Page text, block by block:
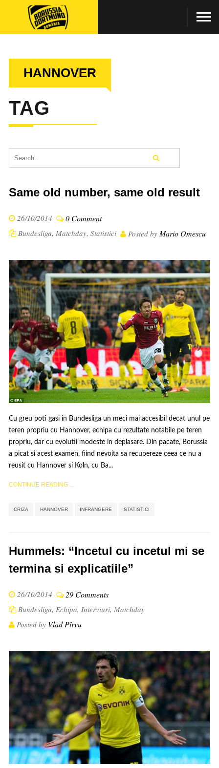
HANNOVER
TAG
Same old number, same old result
26/10/2014 0 Comment
Bundesliga, Matchday, Statistici Posted byMario Omescu
Cu greu poti gasi in Bundesliga un meci mai accesibil decat unul pe
teren propriu cu Hannover, echipa cu rezultate notabile pe teren
propriu, dar cu evolutii modeste in deplasare. Din pacate, Borussia
a picat si acest examen, fiind nevoita sa recupereze ceea ce nu a
reusit cu Hannover si Koln, cu Ba...
CONTINUE READING ...
CRIZA HANNOVER INFRANGERE STATISTICI
Hummels: “Incetul cu incetul mi se
termina si explicatiile”
26/10/2014 29 Comments
Bundesliga, Echipa, Interviuri, Matchday
Posted by Vlad Pîrvu